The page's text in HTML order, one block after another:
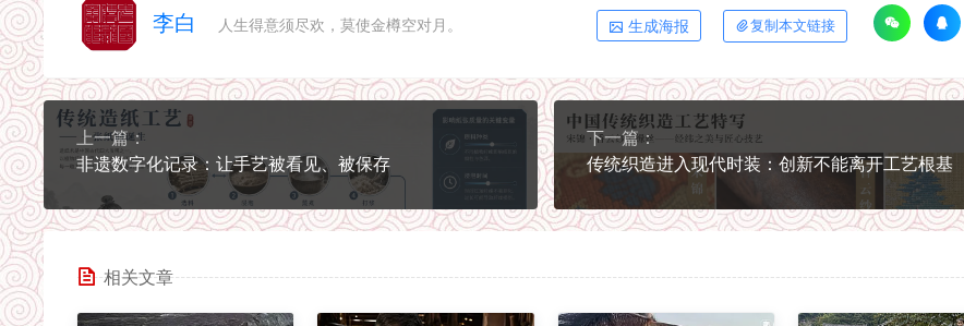
李白 人生得意须尽欢，莫使金樽空对月。 生成海报 复制本文链接
上一篇：
非遗数字化记录：让手艺被看见、被保存
下一篇：
传统织造进入现代时装：创新不能离开工艺根基
相关文章